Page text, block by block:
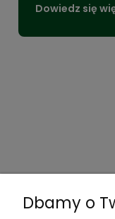
Dowiedz się
Dbamy o